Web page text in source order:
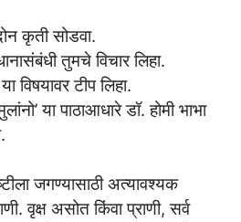
कृती सोडवा.
तुमचे विचार लिहा.
विषयावर टीप लिहा.
या पाठाआधारे डॉ. होमी भाभा
जगण्यासाठी अत्यावश्यक
वृक्ष असोत किंवा प्राणी, सर्व